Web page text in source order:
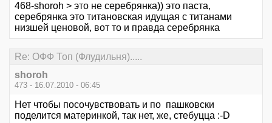
468-shoroh > это не серебрянка)) это паста,
серебрянка это титановская идущая с титанами
низшей ценовой, вот то и правда серебрянка
Re: ОФФ Топ (Флудильня).....
shoroh
473 - 16.07.2010 - 06:45
Нет чтобы посочувствовать и по пашковски
поделится материнкой, так нет, же, стебуцца :-D